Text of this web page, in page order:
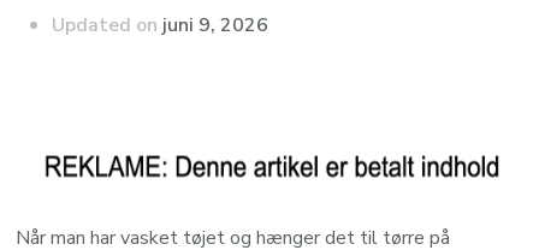
Updated on juni 9, 2026
Når man har vasket tøjet og hænger det til tørre på